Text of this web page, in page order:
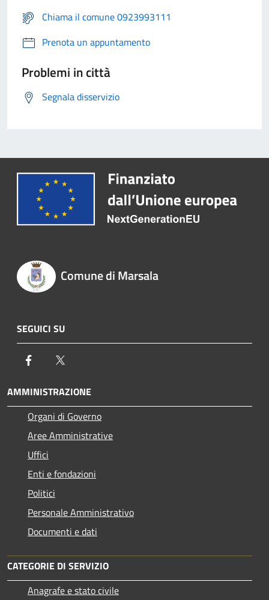
Chiama il comune 0923993111
Prenota un appuntamento
Problemi in città
Segnala disservizio
Comune di Marsala
SEGUICI SU
Facebook
AMMINISTRAZIONE
Organi di Governo
Aree Amministrative
Uffici
Enti e fondazioni
Politici
Personale Amministrativo
Documenti e dati
CATEGORIE DI SERVIZIO
Anagrafe e stato civile